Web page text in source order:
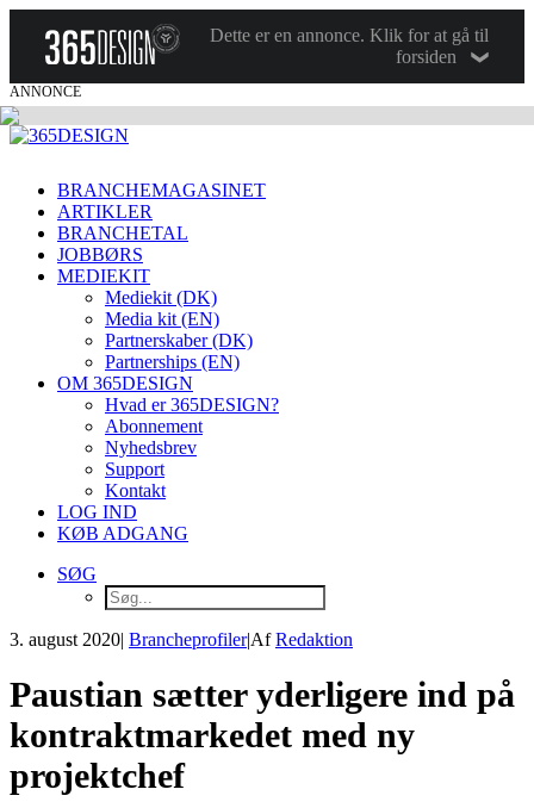
Dette er en annonce. Klik for at gå til
forsiden
ANNONCE
BRANCHEMAGASINET
ARTIKLER
BRANCHETAL
JOBBØRS
MEDIEKIT
Mediekit (DK)
Media kit (EN)
Partnerskaber (DK)
Partnerships (EN)
OM 365DESIGN
Hvad er 365DESIGN?
Abonnement
Nyhedsbrev
Support
Kontakt
LOG IND
KØB ADGANG
SØG
3. august 2020| Brancheprofiler|AfRedaktion
Paustian sætter yderligere ind på
kontraktmarkedet med ny
projektchef